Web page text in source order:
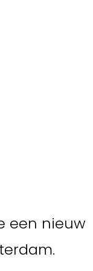
een nieuw